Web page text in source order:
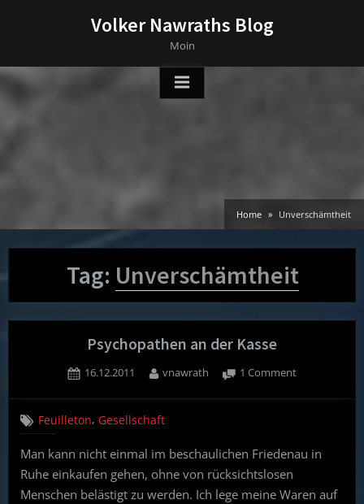
Volker Nawraths Blog
Moin
Home Unverschämtheit
Tag: Unverschämtheit
Psychopathen an der Kasse
Posted
16.12.2011 By
vnawrath 1 Commenton
Feuilleton, Gesellschaft
Man kann nicht einmal im beschaulichen Friedenau in
Ruhe einkaufen gehen, ohne von rücksichtslosen
Menschen belästigt zu werden. Ich lege meine Waren auf